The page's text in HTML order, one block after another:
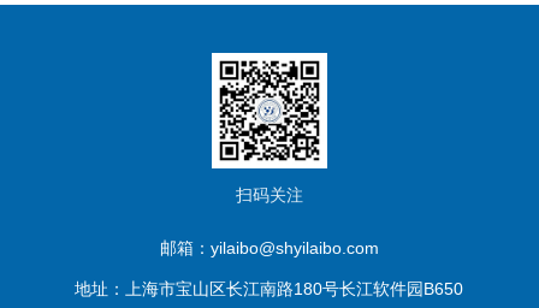
扫码关注
邮箱：yilaibo@shyilaibo.com
地址：上海市宝山区长江南路180号长江软件园B650